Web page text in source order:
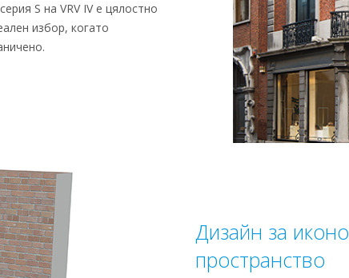
S на VRV IV е цялостно
избор, когато
Дизайн за
пространство